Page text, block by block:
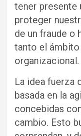
tener presente
proteger
de un fraude o
tanto el
organizacional.
La idea fuerza
basada en la
concebidas
cambio. Esto